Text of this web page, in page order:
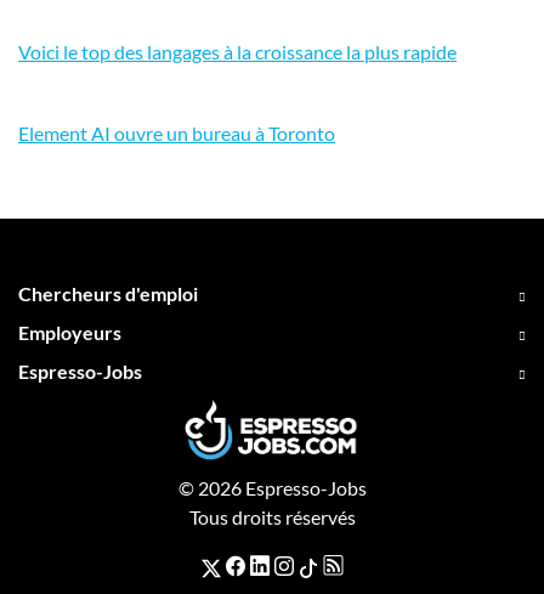
Voici le top des langages à la croissance la plus rapide
Element AI ouvre un bureau à Toronto
Chercheurs d'emploi
Employeurs
Espresso-Jobs
© 2026 Espresso-Jobs
Tous droits réservés